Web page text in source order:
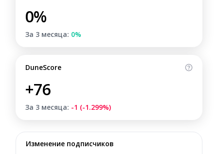
0%
За 3 месяца: 0%
DuneScore
+76
За 3 месяца: -1 (-1.299%)
Изменение подписчиков